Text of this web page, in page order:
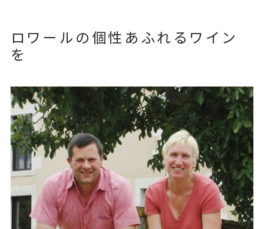
ロワールの個性あふれるワイン
を